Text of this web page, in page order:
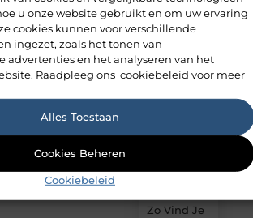
u onze website gebruikt en om uw ervaring
cookies kunnen voor verschillende
ingezet, zoals het tonen van
advertenties en het analyseren van het
Raadpleeg ons cookiebeleid voor meer
Alles Toestaan
Cookies Beheren
Cookiebeleid
aan met
Travertin
een
Zo Vind Je
je
eerste
blog